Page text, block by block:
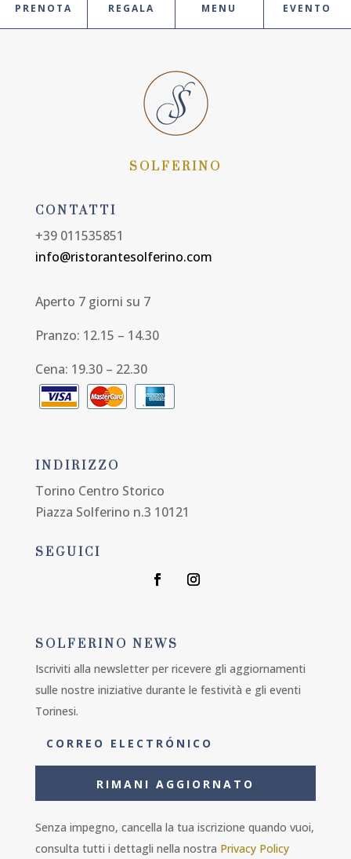
PRENOTA REGALA MENU EVENTO
SOLFERINO
CONTATTI
+39 011535851
info@ristorantesolferino.com
Aperto 7 giorni su 7
Pranzo: 12.15 – 14.30
Cena: 19.30 – 22.30
INDIRIZZO
Torino Centro Storico
Piazza Solferino n.3 10121
SEGUICI
SOLFERINO NEWS
Iscriviti alla newsletter per ricevere gli aggiornamenti
sulle nostre iniziative durante le festività e gli eventi
Torinesi.
RIMANI AGGIORNATO
Senza impegno, cancella la tua iscrizione quando vuoi,
consulta tutti i dettagli nella nostra Privacy Policy